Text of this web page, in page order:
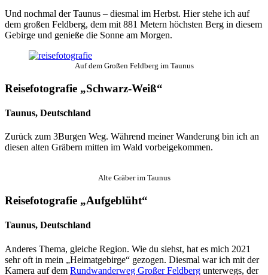
Und nochmal der Taunus – diesmal im Herbst. Hier stehe ich auf
dem großen Feldberg, dem mit 881 Metern höchsten Berg in diesem
Gebirge und genieße die Sonne am Morgen.
Auf dem Großen Feldberg im Taunus
Reisefotografie „Schwarz-Weiß“
Taunus, Deutschland
Zurück zum 3Burgen Weg. Während meiner Wanderung bin ich an
diesen alten Gräbern mitten im Wald vorbeigekommen.
Alte Gräber im Taunus
Reisefotografie „Aufgeblüht“
Taunus, Deutschland
Anderes Thema, gleiche Region. Wie du siehst, hat es mich 2021
sehr oft in mein „Heimatgebirge“ gezogen. Diesmal war ich mit der
Kamera auf dem Rundwanderweg Großer Feldberg unterwegs, der